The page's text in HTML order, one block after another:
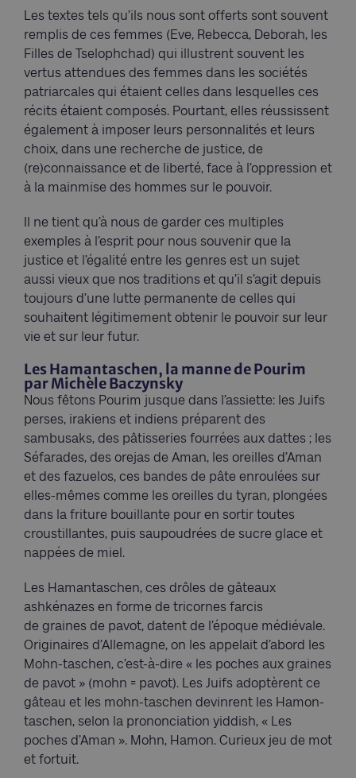
Les textes tels qu’ils nous sont offerts sont souvent
remplis de ces femmes (Eve, Rebecca, Deborah, les
Filles de Tselophchad) qui illustrent souvent les
vertus attendues des femmes dans les sociétés
patriarcales qui étaient celles dans lesquelles ces
récits étaient composés. Pourtant, elles réussissent
également à imposer leurs personnalités et leurs
choix, dans une recherche de justice, de
(re)connaissance et de liberté, face à l’oppression et
à la mainmise des hommes sur le pouvoir.
Il ne tient qu’à nous de garder ces multiples
exemples à l’esprit pour nous souvenir que la
justice et l’égalité entre les genres est un sujet
aussi vieux que nos traditions et qu’il s’agit depuis
toujours d’une lutte permanente de celles qui
souhaitent légitimement obtenir le pouvoir sur leur
vie et sur leur futur.
Les Hamantaschen, la manne de Pourim
par Michèle Baczynsky
Nous fêtons Pourim jusque dans l’assiette: les Juifs
perses, irakiens et indiens préparent des
sambusaks, des pâtisseries fourrées aux dattes ; les
Séfarades, des orejas de Aman, les oreilles d’Aman
et des fazuelos, ces bandes de pâte enroulées sur
elles-mêmes comme les oreilles du tyran, plongées
dans la friture bouillante pour en sortir toutes
croustillantes, puis saupoudrées de sucre glace et
nappées de miel.
Les Hamantaschen, ces drôles de gâteaux
ashkénazes en forme de tricornes farcis
de graines de pavot, datent de l’époque médiévale.
Originaires d’Allemagne, on les appelait d’abord les
Mohn-taschen, c’est-à-dire « les poches aux graines
de pavot » (mohn = pavot). Les Juifs adoptèrent ce
gâteau et les mohn-taschen devinrent les Hamon-
taschen, selon la prononciation yiddish, « Les
poches d’Aman ». Mohn, Hamon. Curieux jeu de mot
et fortuit.